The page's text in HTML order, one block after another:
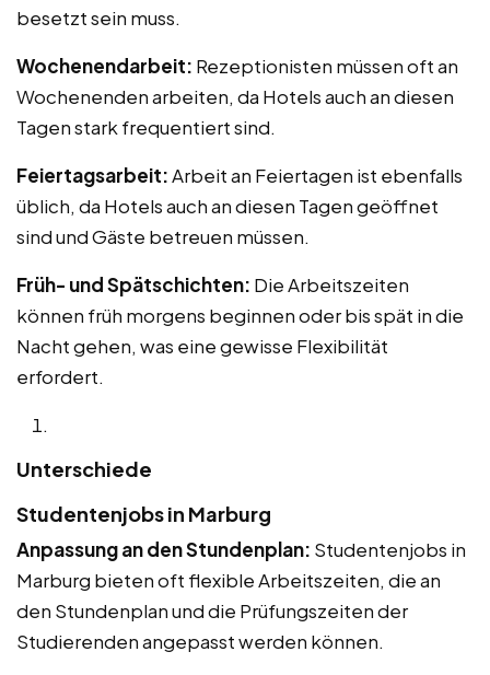
besetzt sein muss.
Wochenendarbeit: Rezeptionisten müssen oft an
Wochenenden arbeiten, da Hotels auch an diesen
Tagen stark frequentiert sind.
Feiertagsarbeit:Arbeit an Feiertagen ist ebenfalls
üblich, da Hotels auch an diesen Tagen geöffnet
sind und Gäste betreuen müssen.
Früh- und Spätschichten: Die Arbeitszeiten
können früh morgens beginnen oder bis spät in die
Nacht gehen, was eine gewisse Flexibilität
erfordert.
Unterschiede
Studentenjobs in Marburg
Anpassung an den Stundenplan: Studentenjobs in
Marburg bieten oft flexible Arbeitszeiten, die an
den Stundenplan und die Prüfungszeiten der
Studierenden angepasst werden können.